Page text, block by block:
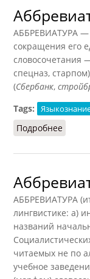
АББРЕВИАТУРА —
сокращения его
словосочетания
спецназ,
(Сбербанк,
Tags:
Подробнее
АББРЕВИАТУРА
лингвистике: а)
названий
читаемых не по
учебное